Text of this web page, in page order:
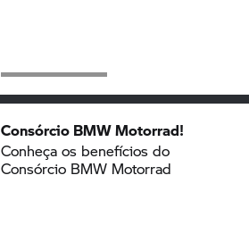
Consórcio BMW Motorrad!
Conheça os benefícios do
Consórcio BMW Motorrad